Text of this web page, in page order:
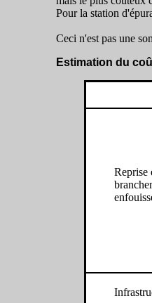
Pour la station
Ceci n'est pas une
Estimation du
Reprise